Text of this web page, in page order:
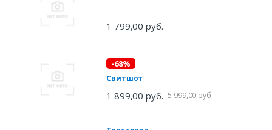
1 799,00 руб.
-68%
Свитшот
1 899,00 руб. 5 999,00 руб.